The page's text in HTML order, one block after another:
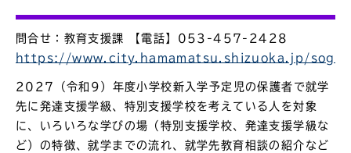
問合せ：教育支援課 【電話】053-457-2428
https://www.city.hamamatsu.shizuoka.jp/
2027（令和9）年度小学校新入学予定児の保護者で就学
先に発達支援学級、特別支援学校を考えている人を対象
に、いろいろな学びの場（特別支援学校、発達支援学級な
ど）の特徴、就学までの流れ、就学先教育相談の紹介など